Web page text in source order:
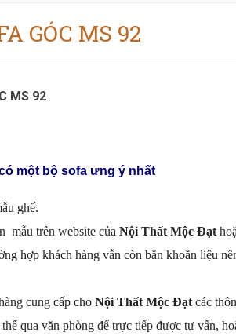
GÓC MS 92
MS 92
một bộ sofa ưng ý nhất
ghế.
mẫu trên website của Nội Thất Mộc Đạt
hợp khách hàng vẫn còn băn khoăn liệu
cung cấp cho Nội Thất Mộc Đạt các
qua văn phòng để trực tiếp được tư vấn,